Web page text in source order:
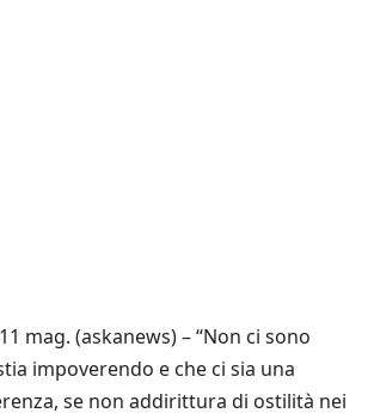
mag. (askanews) – “Non ci sono
impoverendo e che ci sia una
se non addirittura di ostilità nei